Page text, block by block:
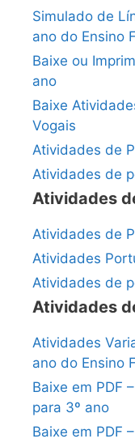
Simulado de
ano do Ensino
Baixe ou
ano
Baixe
Vogais
Atividades de
Atividades de
Atividades
Atividades de
Atividades
Atividades de
Atividades
Atividades
ano do Ensino
Baixe em PDF
para 3º ano
Baixe em PDF